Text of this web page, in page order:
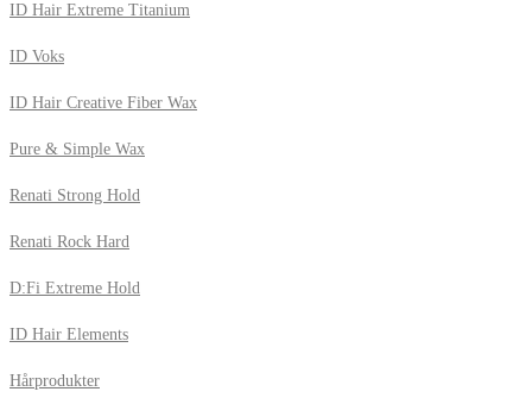
ID Hair Extreme Titanium
ID Voks
ID Hair Creative Fiber Wax
Pure & Simple Wax
Renati Strong Hold
Renati Rock Hard
D:Fi Extreme Hold
ID Hair Elements
Hårprodukter